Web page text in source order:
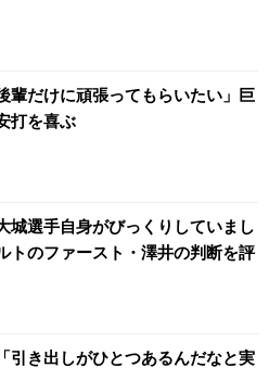
輩だけに頑張ってもらいたい」巨
打を喜ぶ
城選手自身がびっくりしていまし
トのファースト・澤井の判断を評
引き出しがひとつあるんだなと実